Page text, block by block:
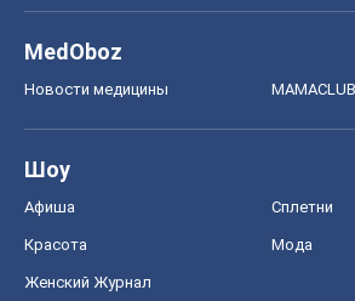
MedOboz
Новости медицины MAMACLUB
Шоу
Афиша Сплетни
Красота Мода
Женский Журнал